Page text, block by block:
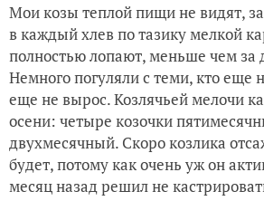
Мои козы теплой пищи не видят,
в каждый хлев по тазику мелкой
полностью лопают, меньше чем за
Немного погуляли с теми, кто еще
еще не вырос. Козлячьей мелочи
осени: четыре козочки
двухмесячный. Скоро козлика
будет, потому как очень уж он
месяц назад решил не